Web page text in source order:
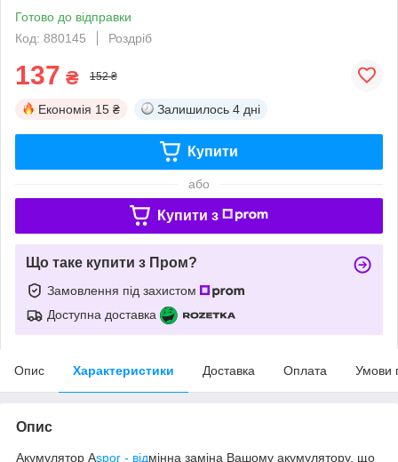
Готово до відправки
Код: 880145
Роздріб
137 ₴ 152 ₴
Економія 15 ₴ Залишилось 4 дні
Купити
або
Купити з
Що таке купити з Пром?
Замовлення під захистом
Доступна доставка
Опис Характеристики Доставка Оплата Умови
Опис
Акумулятор Aspor - відмінна заміна Вашому акумулятору, що